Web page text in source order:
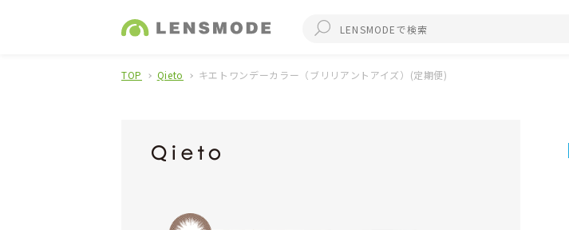
TOP Qieto キエトワンデーカラー（ブリリアントアイズ）(定期便)